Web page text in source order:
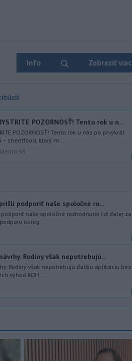
Info Zobraziť viac
POZORNOSŤ! Tento rok u n...
POZORNOSŤ! Tento rok u nás po prvýkrát
streetfood, ktorý m...
SR
podporiť naše spoločné ro...
naše spoločné rozhodnutie ísť ďalej za
koleg...
Rodiny však nepotrebujú...
Rodiny však nepotrebujú ďalšiu aplikáciu bez
výhod KDH ...